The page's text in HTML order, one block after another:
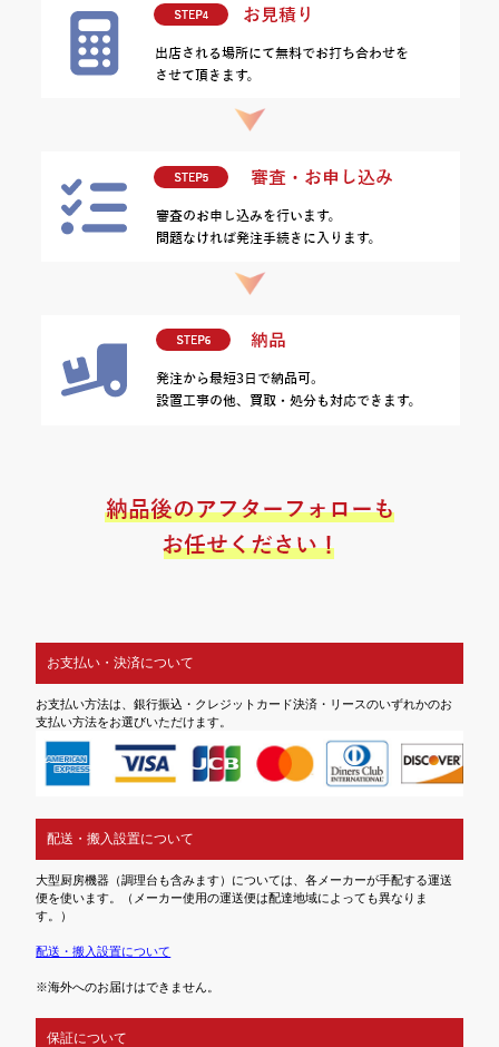
お支払い・決済について
お支払い方法は、銀行振込・クレジットカード決済・リースのいずれかのお
支払い方法をお選びいただけます。
配送・搬入設置について
大型厨房機器（調理台も含みます）については、各メーカーが手配する運送
便を使います。（メーカー使用の運送便は配達地域によっても異なりま
す。）
配送・搬入設置について
※海外へのお届けはできません。
保証について